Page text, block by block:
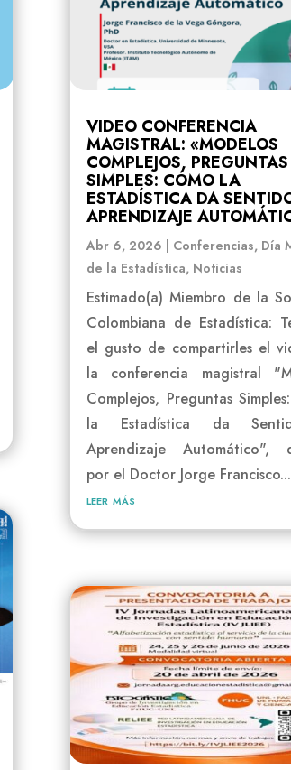
VIDEO CONFERENCIA
MAGISTRAL: «MODELOS
COMPLEJOS, PREGUNTAS
SIMPLES: CÓMO LA
ESTADÍSTICA DA
APRENDIZAJE
Abr 6, 2026 | Conferencias, Día
de la Estadística, Noticias
Estimado(a) Miembro de la
Colombiana de Estadística:
el gusto de compartirles el
la conferencia magistral
Complejos, Preguntas
la Estadística da
Aprendizaje Automático",
por el Doctor Jorge Francisco...
leer más